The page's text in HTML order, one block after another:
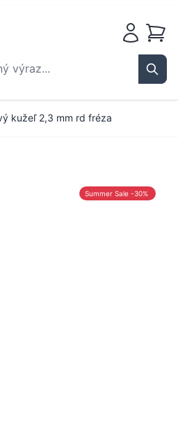
Košík
kužeľ 2,3 mm rd fréza
Summer Sale -30%